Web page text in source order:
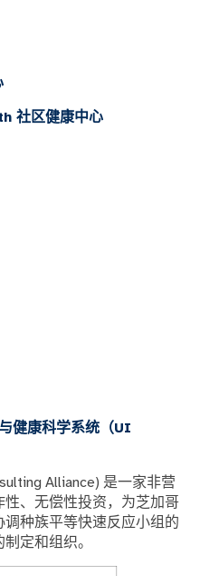
社区健康中心
健康科学系统（UI
Alliance) 是一家非营
、无偿性投资，为芝加哥
种族平等快速反应小组的
定和组织。